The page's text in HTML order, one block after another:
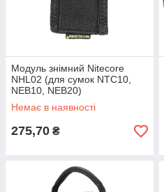
Модуль знімний Nitecore
NHL02 (для сумок NTC10,
NEB10, NEB20)
Немає в наявності
275,70 ₴